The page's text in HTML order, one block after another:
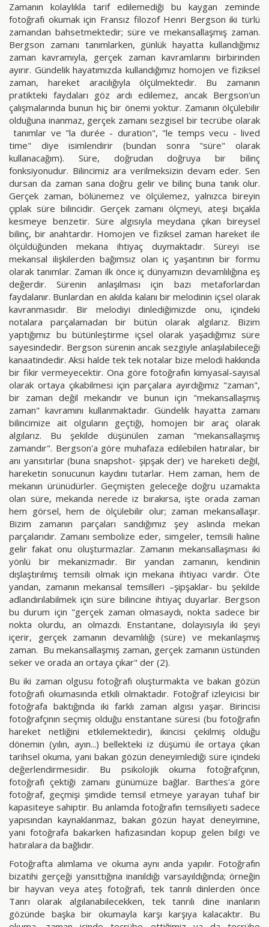
Zamanın kolaylıkla tarif edilemediği bu kaygan zeminde
fotoğrafı okumak için Fransız filozof Henri Bergson iki türlü
zamandan bahsetmektedir; süre ve mekansallaşmış zaman.
Bergson zamanı tanımlarken, günlük hayatta kullandığımız
zaman kavramıyla, gerçek zaman kavramlarını birbirinden
ayırır. Gündelik hayatımızda kullandığımız homojen ve fiziksel
zaman, hareket aracılığıyla ölçülmektedir. Bu zamanın
pratikteki faydaları göz ardı edilemez, ancak Bergson'un
çalışmalarında bunun hiç bir önemi yoktur. Zamanın ölçülebilir
olduğuna inanmaz, gerçek zamanı sezgisel bir tecrübe olarak
tanımlar ve "la durée - duration", "le temps vecu - lived
time" diye isimlendirir (bundan sonra "süre" olarak
kullanacağım). Süre, doğrudan doğruya bir bilinç
fonksiyonudur. Bilincimiz ara verilmeksizin devam eder. Sen
dursan da zaman sana doğru gelir ve bilinç buna tanık olur.
Gerçek zaman, bölünemez ve ölçülemez, yalnızca bireyin
çıplak süre bilincidir. Gerçek zamanı ölçmeyi, ateşi bıçakla
kesmeye benzetir. Süre algısıyla meydana çıkan bireysel
bilinç, bir anahtardır. Homojen ve fiziksel zaman hareket ile
ölçüldüğünden mekana ihtiyaç duymaktadır. Süreyi ise
mekansal ilişkilerden bağımsız olan iç yaşantının bir formu
olarak tanımlar. Zaman ilk önce iç dünyamızın devamlılığına eş
değerdir. Sürenin anlaşılması için bazı metaforlardan
faydalanır. Bunlardan en akılda kalanı bir melodinin içsel olarak
kavranmasıdır. Bir melodiyi dinlediğimizde onu, içindeki
notalara parçalamadan bir bütün olarak algılarız. Bizim
yaptığımız bu bütünleştirme içsel olarak yaşadığımız süre
sayesindedir. Bergson sürenin ancak sezgiyle anlaşılabileceği
kanaatindedir. Aksi halde tek tek notalar bize melodi hakkında
bir fikir vermeyecektir. Ona göre fotoğrafın kimyasal-sayısal
olarak ortaya çıkabilmesi için parçalara ayırdığımız "zaman",
bir zaman değil mekandır ve bunun için "mekansallaşmış
zaman" kavramını kullanmaktadır. Gündelik hayatta zamanı
bilincimize ait olguların geçtiği, homojen bir araç olarak
algılarız. Bu şekilde düşünülen zaman "mekansallaşmış
zamandır". Bergson'a göre muhafaza edilebilen hatıralar, bir
anı yansıtırlar (buna snapshot- şipşak der) ve hareketi değil,
hareketin sonucunun kaydını tutarlar. Hem zaman, hem de
mekanın ürünüdürler. Geçmişten geleceğe doğru uzamakta
olan süre, mekanda nerede iz bırakırsa, işte orada zaman
hem görsel, hem de ölçülebilir olur; zaman mekansallaşır.
Bizim zamanın parçaları sandığımız şey aslında mekan
parçalarıdır. Zamanı sembolize eder, simgeler, temsili haline
gelir fakat onu oluşturmazlar. Zamanın mekansallaşması iki
yönlü bir mekanizmadır. Bir yandan zamanın, kendinin
dışlaştırılmış temsili olmak için mekana ihtiyacı vardır. Öte
yandan, zamanın mekansal temsilleri –şipşaklar- bu şekilde
adlandırılabilmek için süre bilincine ihtiyaç duyarlar. Bergson
bu durum için "gerçek zaman olmasaydı, nokta sadece bir
nokta olurdu, an olmazdı. Enstantane, dolayısıyla iki şeyi
içerir, gerçek zamanın devamlılığı (süre) ve mekanlaşmış
zaman. Bu mekansallaşmış zaman, gerçek zamanın üstünden
seker ve orada an ortaya çıkar" der (2).
Bu iki zaman olgusu fotoğrafı oluşturmakta ve bakan gözün
fotoğrafı okumasında etkili olmaktadır. Fotoğraf izleyicisi bir
fotoğrafa baktığında iki farklı zaman algısı yaşar. Birincisi
fotoğrafçının seçmiş olduğu enstantane süresi (bu fotoğrafın
hareket netliğini etkilemektedir), ikincisi çekilmiş olduğu
dönemin (yılın, ayın...) bellekteki iz düşümü ile ortaya çıkan
tarihsel okuma, yani bakan gözün deneyimlediği süre içindeki
değerlendirmesidir. Bu psikolojik okuma fotoğrafçının,
fotoğrafı çektiği zamanı günümüze bağlar. Barthes'a göre
fotoğraf, geçmişi şimdide temsil etmeye yarayan tuhaf bir
kapasiteye sahiptir. Bu anlamda fotoğrafın temsiliyeti sadece
yapısından kaynaklanmaz, bakan gözün hayat deneyimine,
yani fotoğrafa bakarken hafızasından kopup gelen bilgi ve
hatıralara da bağlıdır.
Fotoğrafta alımlama ve okuma aynı anda yapılır. Fotoğrafın
bizatihi gerçeği yansıttığına inanıldığı varsayıldığında; örneğin
bir hayvan veya ateş fotoğrafı, tek tanrılı dinlerden önce
Tanrı olarak algılanabilecekken, tek tanrılı dine inanların
gözünde başka bir okumayla karşı karşıya kalacaktır. Bu